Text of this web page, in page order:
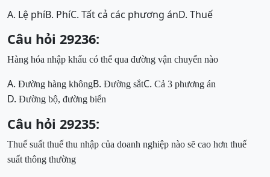
A. Lệ phíB. PhíC. Tất cả các phương ánD. Thuế
Câu hỏi 29236:
Hàng hóa nhập khẩu có thể qua đường vận chuyển nào
A. Đường hàng khôngB. Đường sắtC. Cả 3 phương án
D. Đường bộ, đường biển
Câu hỏi 29235:
Thuế suất thuế thu nhập của doanh nghiệp nào sẽ cao hơn thuế
suất thông thường